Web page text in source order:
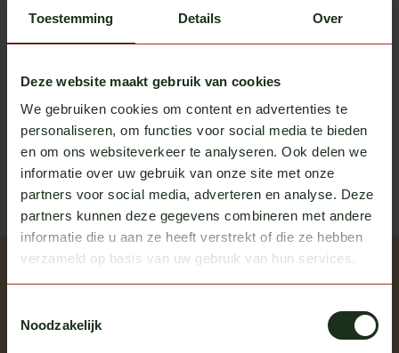
Toestemming Details Over
Deze website maakt gebruik van cookies
We gebruiken cookies om content en advertenties te
personaliseren, om functies voor social media te bieden
en om ons websiteverkeer te analyseren. Ook delen we
informatie over uw gebruik van onze site met onze
partners voor social media, adverteren en analyse. Deze
partners kunnen deze gegevens combineren met andere
informatie die u aan ze heeft verstrekt of die ze hebben
verzameld op basis van uw gebruik van hun services.
Noodzakelijk
Heb je vragen over dit product?
Of heb je hulp nodig bij het bestellen? We helpen je
graag!
neem contact op met ons
Recently viewed